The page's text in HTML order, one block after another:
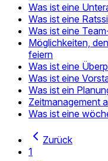
Was ist eine
Was ist eine
Was ist eine
Möglichkeiten,
feiern
Was ist eine
Was ist eine
Was ist ein
Zeitmanagement
Was ist eine
Zurück
1